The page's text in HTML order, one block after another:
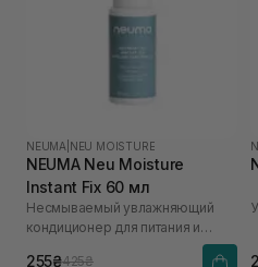
NEUMA NEU MOISTURE
NEUMA Neu Moisture
Instant Fix 60 мл
Несмываемый увлажняющий
кондиционер для питания и
255₴425₴